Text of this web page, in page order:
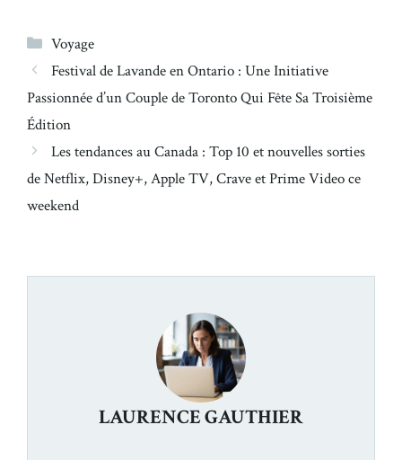
Catégories
Voyage
Festival de Lavande en Ontario : Une Initiative
Passionnée d’un Couple de Toronto Qui Fête Sa Troisième
Édition
Les tendances au Canada : Top 10 et nouvelles sorties
de Netflix, Disney+, Apple TV, Crave et Prime Video ce
weekend
LAURENCE GAUTHIER